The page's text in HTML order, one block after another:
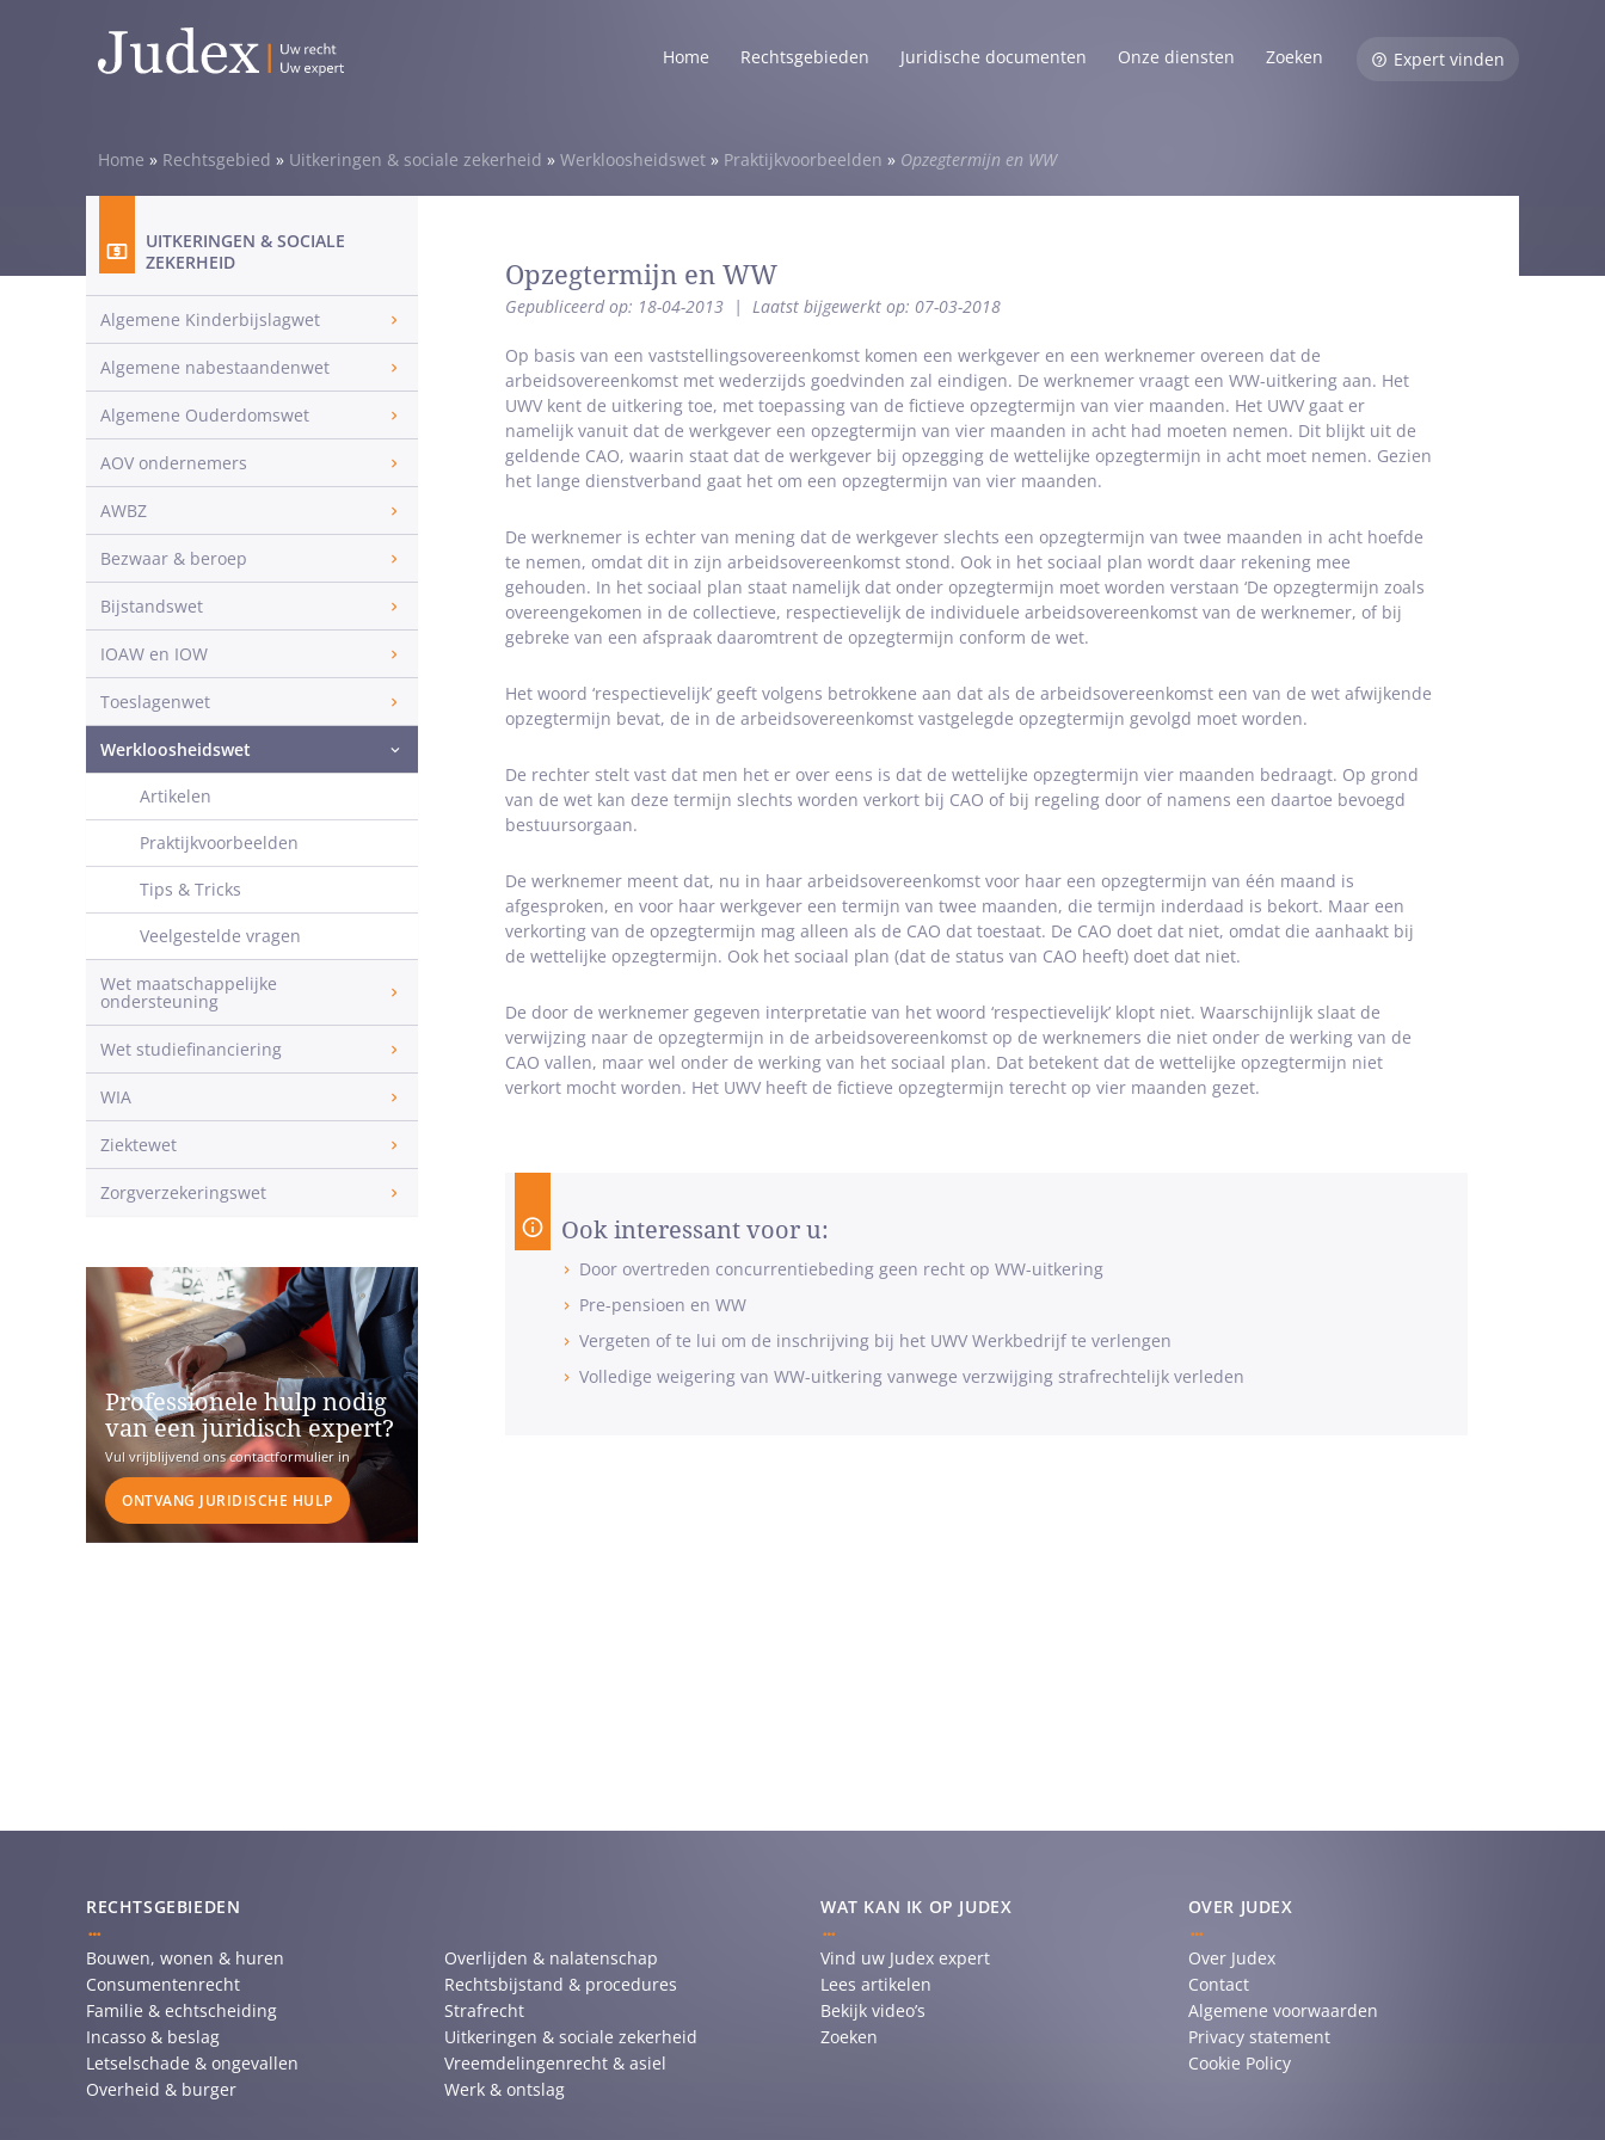
Home Rechtsgebieden Juridische documenten Onze diensten Zoeken Expert vinden
Home » Rechtsgebied » Uitkeringen & sociale zekerheid » Werkloosheidswet » Praktijkvoorbeelden » Opzegtermijn en WW
Opzegtermijn en WW
Gepubliceerd op: 18-04-2013 | Laatst bijgewerkt op: 07-03-2018
Op basis van een vaststellingsovereenkomst komen een werkgever en een werknemer overeen dat de
arbeidsovereenkomst met wederzijds goedvinden zal eindigen. De werknemer vraagt een WW-uitkering aan. Het
UWV kent de uitkering toe, met toepassing van de fictieve opzegtermijn van vier maanden. Het UWV gaat er
namelijk vanuit dat de werkgever een opzegtermijn van vier maanden in acht had moeten nemen. Dit blijkt uit de
geldende CAO, waarin staat dat de werkgever bij opzegging de wettelijke opzegtermijn in acht moet nemen. Gezien
het lange dienstverband gaat het om een opzegtermijn van vier maanden.
De werknemer is echter van mening dat de werkgever slechts een opzegtermijn van twee maanden in acht hoefde
te nemen, omdat dit in zijn arbeidsovereenkomst stond. Ook in het sociaal plan wordt daar rekening mee
gehouden. In het sociaal plan staat namelijk dat onder opzegtermijn moet worden verstaan ‘De opzegtermijn zoals
overeengekomen in de collectieve, respectievelijk de individuele arbeidsovereenkomst van de werknemer, of bij
gebreke van een afspraak daaromtrent de opzegtermijn conform de wet.
Het woord ‘respectievelijk’ geeft volgens betrokkene aan dat als de arbeidsovereenkomst een van de wet afwijkende
opzegtermijn bevat, de in de arbeidsovereenkomst vastgelegde opzegtermijn gevolgd moet worden.
De rechter stelt vast dat men het er over eens is dat de wettelijke opzegtermijn vier maanden bedraagt. Op grond
van de wet kan deze termijn slechts worden verkort bij CAO of bij regeling door of namens een daartoe bevoegd
bestuursorgaan.
De werknemer meent dat, nu in haar arbeidsovereenkomst voor haar een opzegtermijn van één maand is
afgesproken, en voor haar werkgever een termijn van twee maanden, die termijn inderdaad is bekort. Maar een
verkorting van de opzegtermijn mag alleen als de CAO dat toestaat. De CAO doet dat niet, omdat die aanhaakt bij
de wettelijke opzegtermijn. Ook het sociaal plan (dat de status van CAO heeft) doet dat niet.
De door de werknemer gegeven interpretatie van het woord ‘respectievelijk’ klopt niet. Waarschijnlijk slaat de
verwijzing naar de opzegtermijn in de arbeidsovereenkomst op de werknemers die niet onder de werking van de
CAO vallen, maar wel onder de werking van het sociaal plan. Dat betekent dat de wettelijke opzegtermijn niet
verkort mocht worden. Het UWV heeft de fictieve opzegtermijn terecht op vier maanden gezet.
Ook interessant voor u:
Door overtreden concurrentiebeding geen recht op WW-uitkering
Pre-pensioen en WW
Vergeten of te lui om de inschrijving bij het UWV Werkbedrijf te verlengen
Volledige weigering van WW-uitkering vanwege verzwijging strafrechtelijk verleden
UITKERINGEN & SOCIALE
ZEKERHEID
Algemene Kinderbijslagwet
Algemene nabestaandenwet
Algemene Ouderdomswet
AOV ondernemers
AWBZ
Bezwaar & beroep
Bijstandswet
IOAW en IOW
Toeslagenwet
Werkloosheidswet
Artikelen
Praktijkvoorbeelden
Tips & Tricks
Veelgestelde vragen
Wet maatschappelijke
ondersteuning
Wet studiefinanciering
WIA
Ziektewet
Zorgverzekeringswet
Professionele hulp nodig
van een juridisch expert?
Vul vrijblijvend ons contactformulier in
ONTVANG JURIDISCHE HULP
RECHTSGEBIEDEN
Bouwen, wonen & huren
Consumentenrecht
Familie & echtscheiding
Incasso & beslag
Letselschade & ongevallen
Overheid & burger
Overlijden & nalatenschap
Rechtsbijstand & procedures
Strafrecht
Uitkeringen & sociale zekerheid
Vreemdelingenrecht & asiel
Werk & ontslag
WAT KAN IK OP JUDEX
Vind uw Judex expert
Lees artikelen
Bekijk video’s
Zoeken
OVER JUDEX
Over Judex
Contact
Algemene voorwaarden
Privacy statement
Cookie Policy